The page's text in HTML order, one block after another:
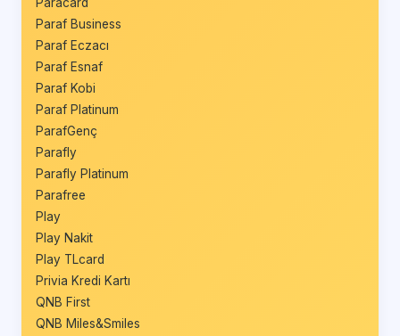
Paracard
Paraf Business
Paraf Eczacı
Paraf Esnaf
Paraf Kobi
Paraf Platinum
ParafGenç
Parafly
Parafly Platinum
Parafree
Play
Play Nakit
Play TLcard
Privia Kredi Kartı
QNB First
QNB Miles&Smiles